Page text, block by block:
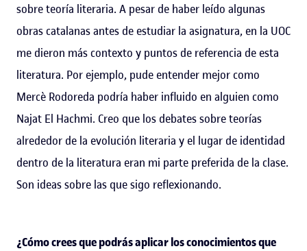
sobre teoría literaria. A pesar de haber leído algunas
obras catalanas antes de estudiar la asignatura, en la UOC
me dieron más contexto y puntos de referencia de esta
literatura. Por ejemplo, pude entender mejor como
Mercè Rodoreda podría haber influido en alguien como
Najat El Hachmi. Creo que los debates sobre teorías
alrededor de la evolución literaria y el lugar de identidad
dentro de la literatura eran mi parte preferida de la clase.
Son ideas sobre las que sigo reflexionando.
¿Cómo crees que podrás aplicar los conocimientos que